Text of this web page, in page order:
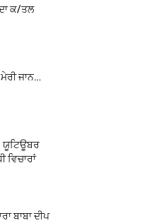
ਕ/ਤਲ
ਜਾਨ…
ਯੂਟਿਊਬਰ
ਵਿਚਾਰਾਂ
ਬਾਬਾ ਦੀਪ